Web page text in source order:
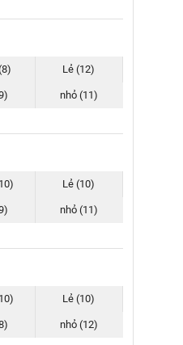
Lẻ (12)
nhỏ (11)
Lẻ (10)
nhỏ (11)
Lẻ (10)
nhỏ (12)